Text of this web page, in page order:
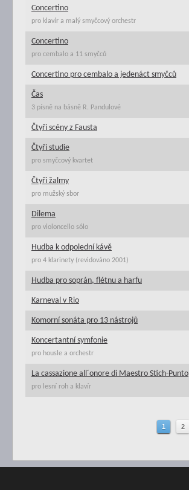
Concertino
pro klavír a malý smyčcový orchestr
Concertino
pro cembalo a 11 smyčců
Concertino pro cembalo a jedenáct smyčců
Čas
3 písně na básně R. Pandulové
Čtyři scény z Fausta
Čtyři studie
pro smyčcový kvartet
Čtyři žalmy
pro mužský sbor
Dilema
pro violoncello sólo
Hudba k odpolední kávě
pro 4 klarinety (revidováno 2001)
Hudba pro soprán, flétnu a harfu
Karneval v Rio
Komorní sonáta pro 13 nástrojů
Koncertantní symfonie
pro housle a orchestr
La cassazione all´onore di Maestro Stich-Punto
pro lesní roh a klavír
1 2